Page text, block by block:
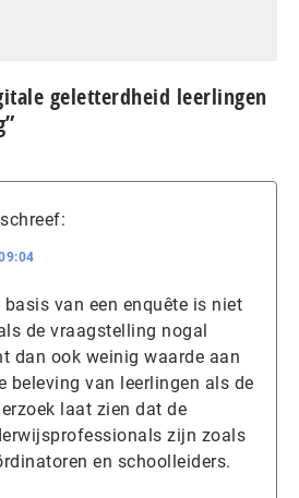
geletterdheid leerlingen
schreef:
basis van een enquête is niet
de vraagstelling nogal
dan ook weinig waarde aan
beleving van leerlingen als de
laat zien dat de
zijn zoals
en schoolleiders.